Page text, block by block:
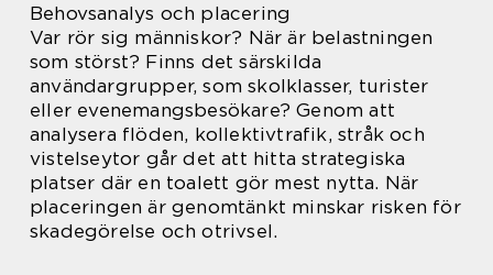
Behovsanalys och placering
Var rör sig människor? När är belastningen
som störst? Finns det särskilda
användargrupper, som skolklasser, turister
eller evenemangsbesökare? Genom att
analysera flöden, kollektivtrafik, stråk och
vistelseytor går det att hitta strategiska
platser där en toalett gör mest nytta. När
placeringen är genomtänkt minskar risken för
skadegörelse och otrivsel.